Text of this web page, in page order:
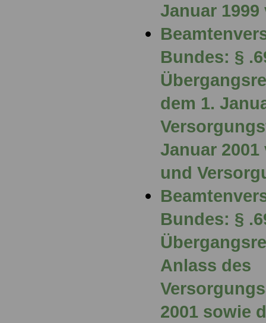
Januar
Bundes: §
dem 1.
Januar
und
Bundes: §
Anlass des
2001 sowie